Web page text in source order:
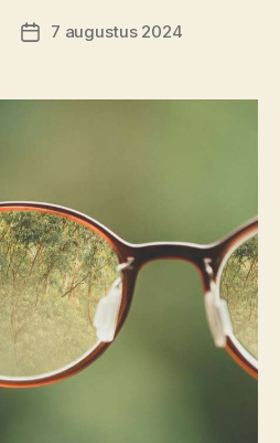
Berichtdatum
7 augustus 2024